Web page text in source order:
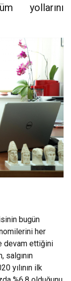
yollarını
bugün
her
devam ettiğini
salgının
yılının ilk